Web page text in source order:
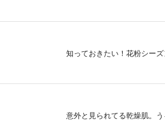
知っておきたい！花粉シー
意外と見られてる乾燥肌。